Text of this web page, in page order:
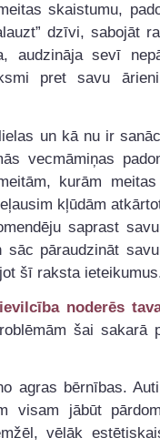
skaistumu,
dzīvi, sabojāt
audzināja sevī
pret savu
un kā nu ir
vecmāmiņas
kurām
kļūdām
saprast
sāc pāraudzināt
šī raksta
noderēs
šai sakarā
agras bērnības.
visam jābūt
vēlāk